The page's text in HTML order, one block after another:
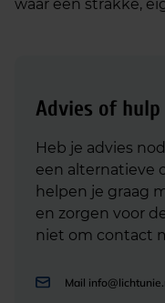
waar een strakke,
Advies of hulp
Heb je advies
een alternatieve
helpen je graag
en zorgen voor
niet om contact
Mail